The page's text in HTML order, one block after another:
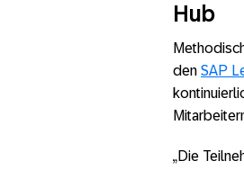
Hub
den SAP
„Die